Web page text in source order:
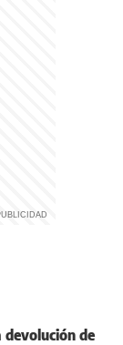
devolución de